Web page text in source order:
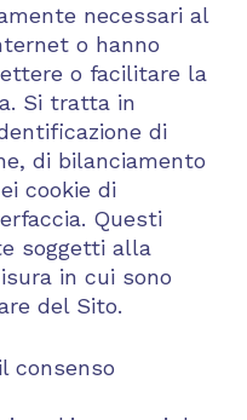
necessari al
o hanno
o facilitare la
Si tratta in
di
di bilanciamento
cookie di
Questi
soggetti alla
in cui sono
del Sito.
consenso